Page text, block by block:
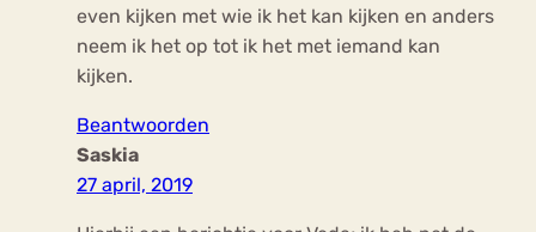
even kijken met wie ik het kan kijken en anders
neem ik het op tot ik het met iemand kan
kijken.
Beantwoorden
Saskia
27 april, 2019